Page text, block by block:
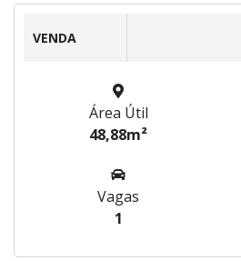
VENDA
Área Útil
48,88m²
Vagas
1